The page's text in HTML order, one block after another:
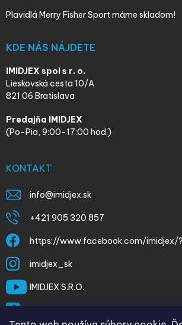
Plavidlá Merry Fisher Sport máme skladom!
KDE NÁS NÁJDETE
IMIDJEX spol s r. o.
Lieskovská cesta 10/A
821 06 Bratislava
Predajňa IMIDJEX
(Po-Pia, 9:00-17:00 hod.)
KONTAKT
info@imidjex.sk
+421 905 320 857
https://www.facebook.com/imidjex/
imidjex_sk
IMIDJEX S.R.O.